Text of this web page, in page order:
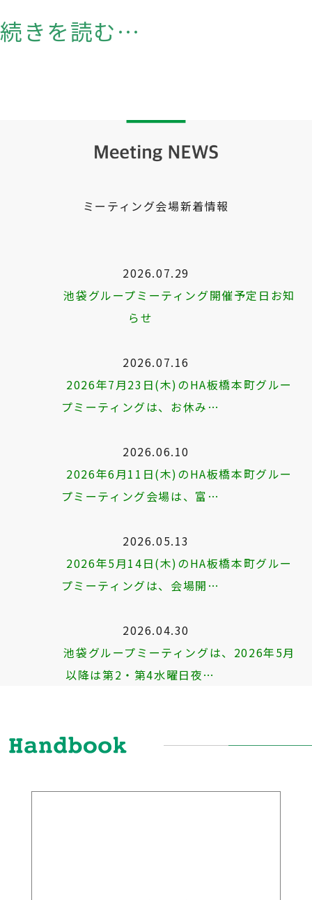
続きを読む…
ミーティング会場新着情報
2026.07.29
池袋グループミーティング開催予定日お知
らせ
2026.07.16
2026年7月23日(木)のHA板橋本町グルー
プミーティングは、お休み…
2026.06.10
2026年6月11日(木)のHA板橋本町グルー
プミーティング会場は、富…
2026.05.13
2026年5月14日(木)のHA板橋本町グルー
プミーティングは、会場開…
2026.04.30
池袋グループミーティングは、2026年5月
以降は第2・第4水曜日夜…